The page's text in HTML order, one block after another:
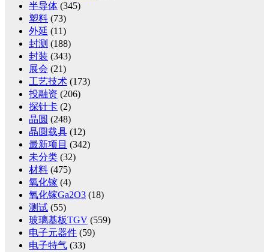
半导体 (345)
塑料 (73)
外延 (11)
封测 (188)
封装 (343)
展会 (21)
工艺技术 (173)
投融资 (206)
探针卡 (2)
晶圆 (248)
晶圆载具 (12)
最新项目 (342)
未分类 (32)
材料 (475)
氧化镓 (4)
氧化镓Ga2O3 (18)
测试 (55)
玻璃基板TGV (559)
电子元器件 (59)
电子特气 (33)